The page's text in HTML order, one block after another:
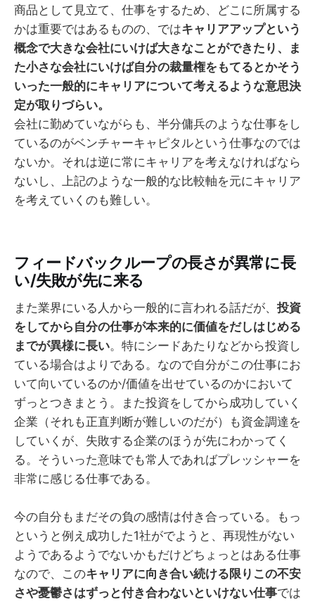
商品として見立て、仕事をするため、どこに所属する
かは重要ではあるものの、ではキャリアアップという
概念で大きな会社にいけば大きなことができたり、ま
た小さな会社にいけば自分の裁量権をもてるとかそう
いった一般的にキャリアについて考えるような意思決
定が取りづらい。
会社に勤めていながらも、半分傭兵のような仕事をし
ているのがベンチャーキャピタルという仕事なのでは
ないか。それは逆に常にキャリアを考えなければなら
ないし、上記のような一般的な比較軸を元にキャリア
を考えていくのも難しい。
フィードバックループの長さが異常に長
い/失敗が先に来る
また業界にいる人から一般的に言われる話だが、 投資
をしてから自分の仕事が本来的に価値をだしはじめる
までが異様に長い。特にシードあたりなどから投資し
ている場合はよりである。なので自分がこの仕事にお
いて向いているのか/価値を出せているのかにおいて
ずっとつきまとう。また投資をしてから成功していく
企業（それも正直判断が難しいのだが）も資金調達を
していくが、失敗する企業のほうが先にわかってく
る。そういった意味でも常人であればプレッシャーを
非常に感じる仕事である。
今の自分もまだその負の感情は付き合っている。もっ
というと例え成功した1社がでようと、再現性がない
ようであるようでないかもだけどちょっとはある仕事
なので、このキャリアに向き合い続ける限りこの不安
さや憂鬱さはずっと付き合わないといけない仕事では